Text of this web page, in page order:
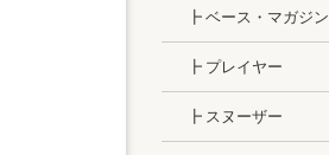
┣ ベース・マガジン
┣ プレイヤー
┣ スヌーザー